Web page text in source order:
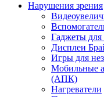
Нарушения зрения
Гаджеты для
Дисплеи
Игры для
Мобильные
(АПК)
Нагреватели